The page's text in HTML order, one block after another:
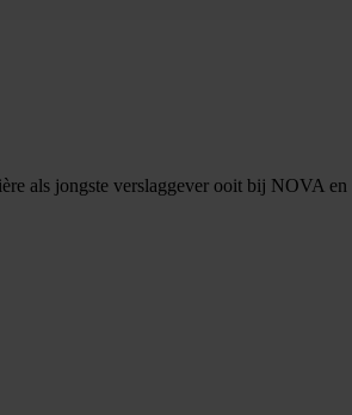
als jongste verslaggever ooit bij NOVA